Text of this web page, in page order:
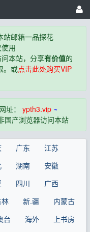
站邮箱一品探花
用
本站，分享有价值的
。或点击此处购买VIP
址： ypth3.vip~
产浏览器访问本站
广东
江苏
湖南
安徽
四川
广西
新.疆
内蒙古
台 海外
上书房